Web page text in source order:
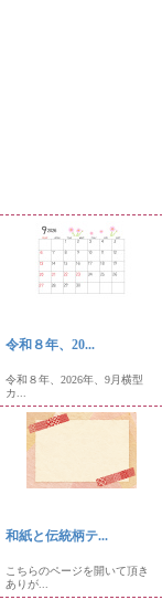
令和８年、20...
令和８年、2026年、9月横型
カ...
和紙と伝統柄テ...
こちらのページを開いて頂き
ありが...